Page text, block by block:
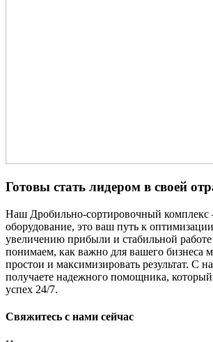
Готовы стать лидером в своей
Наш Дробильно-сортировочный комплекс
оборудование, это ваш путь к оптимизации
увеличению прибыли и стабильной
понимаем, как важно для вашего бизнеса
простои и максимизировать результат. С
получаете надежного помощника,
успех 24/7.
Свяжитесь с нами сейчас